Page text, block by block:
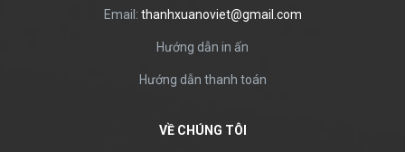
Email: thanhxuanoviet@gmail.com
Hướng dẫn in ấn
Hướng dẫn thanh toán
VỀ CHÚNG TÔI